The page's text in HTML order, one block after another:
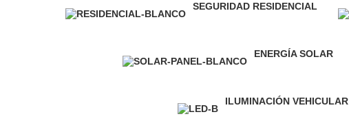
SEGURIDAD RESIDENCIAL
ENERGÍA SOLAR
ILUMINACIÓN VEHICULAR